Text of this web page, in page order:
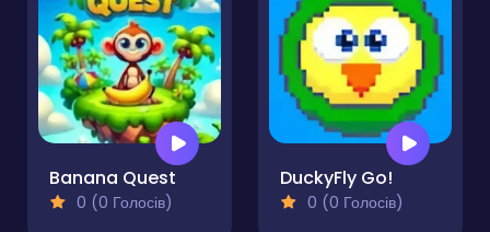
Banana Quest
0 (0 Голосів)
DuckyFly Go!
0 (0 Голосів)